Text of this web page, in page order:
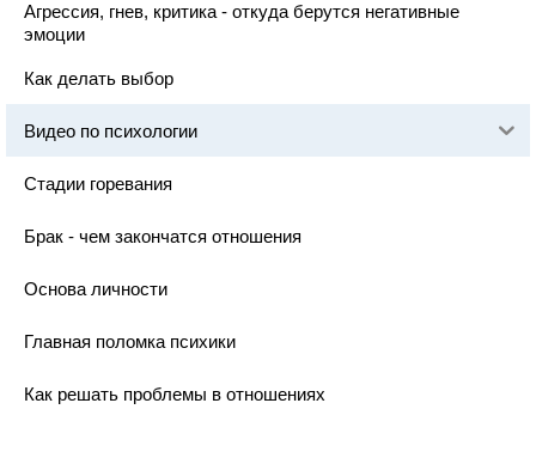
Агрессия, гнев, критика - откуда берутся негативные
эмоции
Как делать выбор
Видео по психологии
Стадии горевания
Брак - чем закончатся отношения
Основа личности
Главная поломка психики
Как решать проблемы в отношениях